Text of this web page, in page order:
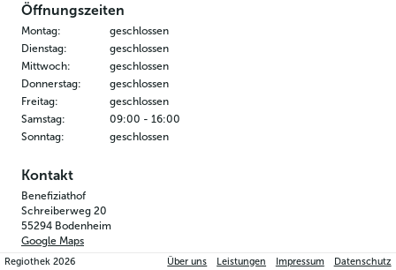
Öffnungszeiten
Montag:
geschlossen
Dienstag:
geschlossen
Mittwoch:
geschlossen
Donnerstag:
geschlossen
Freitag:
geschlossen
Samstag: 09:00 - 16:00
Sonntag: geschlossen
Kontakt
Benefiziathof
Schreiberweg 20
55294 Bodenheim
Google Maps
06135 2595
Regiothek2026 Über uns Leistungen Impressum Datenschutz